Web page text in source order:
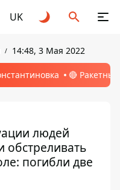
UK
14:48, 3 Мая 2022
🔴
людей
обстреливать
погибли две